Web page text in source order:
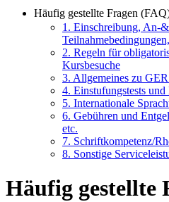
Häufig gestellte Fragen
1. Einschreibung, An-
2. Regeln für
Kursbesuche
3. Allgemeines zu
4. Einstufungstests und
5. Internationale
6. Gebühren und
etc.
7. Schriftkompetenz/
8. Sonstige
Häufig gestellte